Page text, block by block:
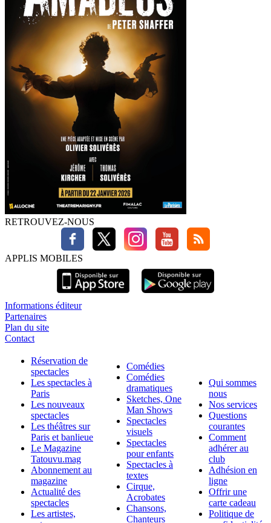
RETROUVEZ-NOUS
APPLIS MOBILES
Informations éditeur
Partenaires
Plan du site
Contact
Réservation de
spectacles
Les spectacles à
Paris
Les nouveaux
spectacles
Les théâtres sur
Paris et banlieue
Le Magazine
Tatouvu.mag
Abonnement au
magazine
Actualité des
spectacles
Les artistes,
Comédies
Comédies
dramatiques
Sketches, One
Man Shows
Spectacles
visuels
Spectacles
pour enfants
Spectacles à
textes
Cirque,
Acrobates
Chansons,
Chanteurs
Qui sommes
nous
Nos services
Questions
courantes
Comment
adhérer au
club
Adhésion en
ligne
Offrir une
carte cadeau
Politique de